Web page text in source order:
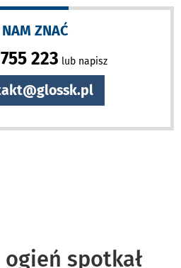
NAM ZNAĆ
223 lub napisz
spotkał